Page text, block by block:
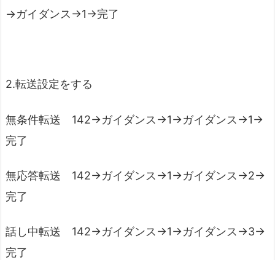
→ガイダンス→1→完了
2.転送設定をする
無条件転送 142→ガイダンス→1→ガイダンス→1→
完了
無応答転送 142→ガイダンス→1→ガイダンス→2→
完了
話し中転送 142→ガイダンス→1→ガイダンス→3→
完了